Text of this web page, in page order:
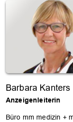
Barbara Kanters
Anzeigenleiterin
Büro mm medizin +